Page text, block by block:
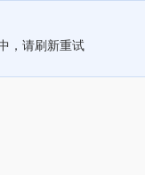
，请刷新重试